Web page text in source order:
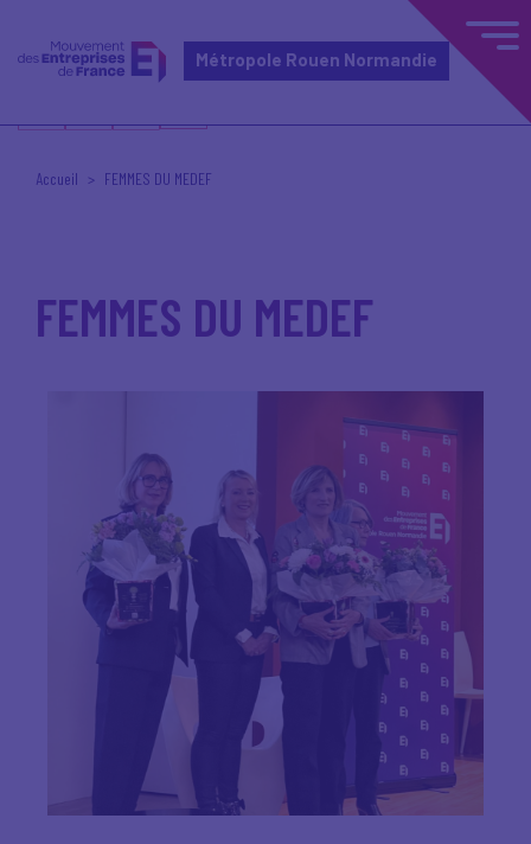
Métropole Rouen Normandie
Accueil FEMMES DU MEDEF
FEMMES DU MEDEF
7 août 2026
3 septembre 2025
4 septembre 2025
30 juin 2025